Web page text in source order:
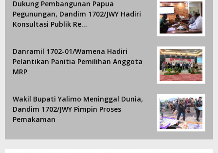
Dukung Pembangunan Papua
Pegunungan, Dandim 1702/JWY Hadiri
Konsultasi Publik Re…
Danramil 1702-01/Wamena Hadiri
Pelantikan Panitia Pemilihan Anggota
MRP
Wakil Bupati Yalimo Meninggal Dunia,
Dandim 1702/JWY Pimpin Proses
Pemakaman